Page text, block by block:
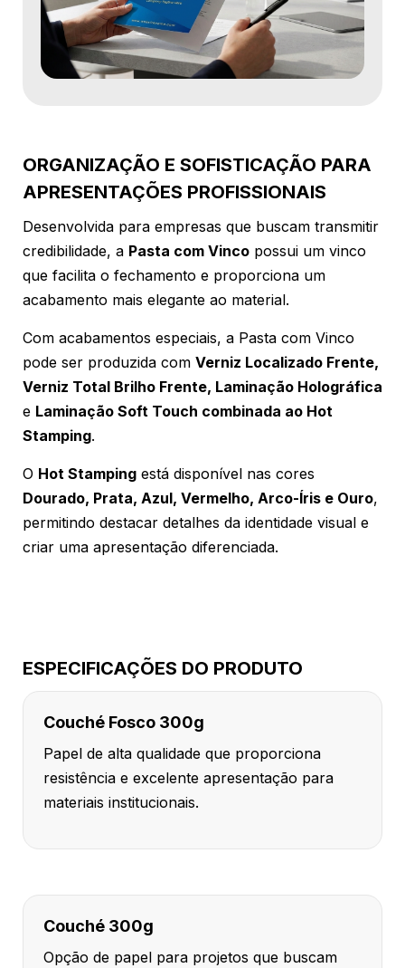
ORGANIZAÇÃO E SOFISTICAÇÃO PARA
APRESENTAÇÕES PROFISSIONAIS
Desenvolvida para empresas que buscam transmitir
credibilidade, a Pasta com Vinco possui um vinco
que facilita o fechamento e proporciona um
acabamento mais elegante ao material.
Com acabamentos especiais, a Pasta com Vinco
pode ser produzida com Verniz Localizado Frente,
Verniz Total Brilho Frente, Laminação Holográfica
e Laminação Soft Touch combinada ao Hot
Stamping.
O Hot Stamping está disponível nas cores
Dourado, Prata, Azul, Vermelho, Arco-Íris e Ouro,
permitindo destacar detalhes da identidade visual e
criar uma apresentação diferenciada.
ESPECIFICAÇÕES DO PRODUTO
Couché Fosco 300g
Papel de alta qualidade que proporciona
resistência e excelente apresentação para
materiais institucionais.
Couché 300g
Opção de papel para projetos que buscam